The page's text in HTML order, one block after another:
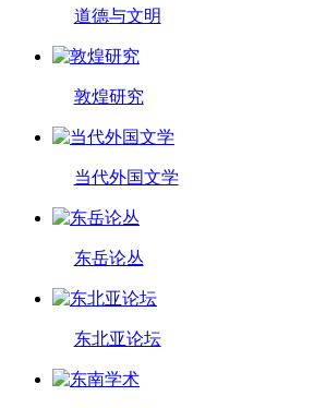
道德与文明
敦煌研究
当代外国文学
东岳论丛
东北亚论坛